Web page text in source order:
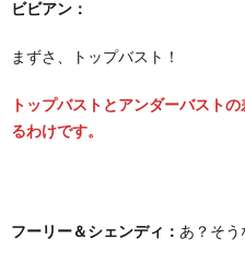
ビビアン：
まずさ、トップバスト！
トップバストとアンダーバスト
るわけです。
フーリー＆シェンディ： あ？そう